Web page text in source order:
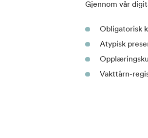
Gjennom vår
Obligatorisk
Atypisk
Vakttårn-